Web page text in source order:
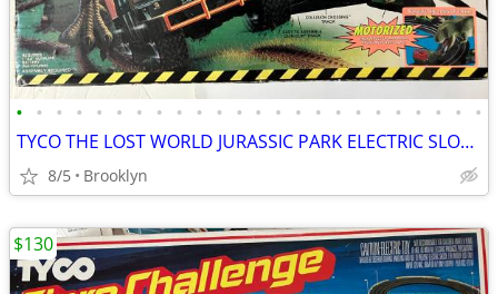
• • • • • • • • • • • • • • • • • • • • • • • •
TYCO THE LOST WORLD JURASSIC PARK ELECTRIC SLOT CAR RACE SET VINTAGE
8/5 Brooklyn
$130